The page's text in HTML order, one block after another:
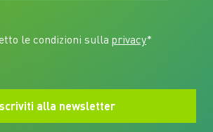
le condizioni sulla privacy*